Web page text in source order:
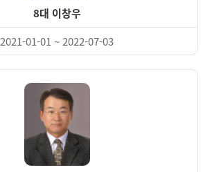
8대 이창우
2021-01-01 ~ 2022-07-03